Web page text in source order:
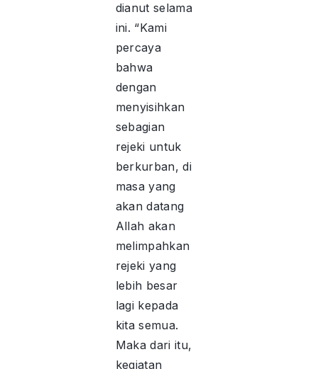
dianut selama
ini. “Kami
percaya
bahwa
dengan
menyisihkan
sebagian
rejeki untuk
berkurban, di
masa yang
akan datang
Allah akan
melimpahkan
rejeki yang
lebih besar
lagi kepada
kita semua.
Maka dari itu,
kegiatan